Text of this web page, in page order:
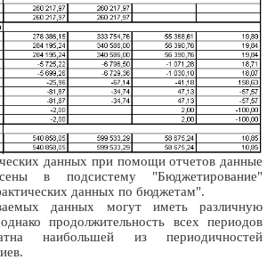
данных при помощи отчетов данные
в подсистему "Бюджетирование"
данных по бюджетам".
данных могут иметь различную
продолжительность всех периодов
наибольшей из периодичностей